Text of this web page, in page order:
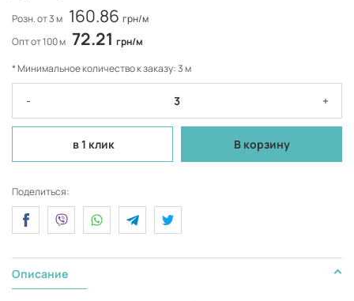
Розн. от 3 м 160.86 грн/м
Опт от 100 м 72.21 грн/м
* Минимальное количество к заказу: 3 м
- +
в 1 клик В корзину
Поделиться:
Описание